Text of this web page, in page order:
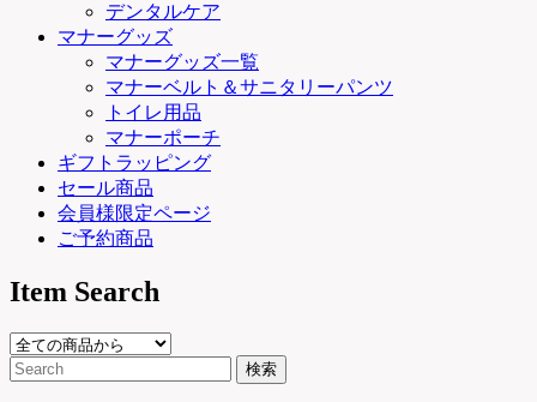
デンタルケア
マナーグッズ
マナーグッズ一覧
マナーベルト＆サニタリーパンツ
トイレ用品
マナーポーチ
ギフトラッピング
セール商品
会員様限定ページ
ご予約商品
Item Search